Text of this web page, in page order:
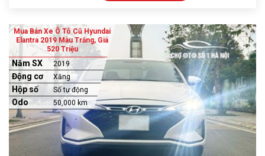
Mua Bán Xe Ô Tô Cũ Hyundai
Elantra 2019 Màu Trắng, Giá
520 Triệu
Năm SX 2019
Động cơ Xăng
Hộp số Số tự động
Odo 50,000 km